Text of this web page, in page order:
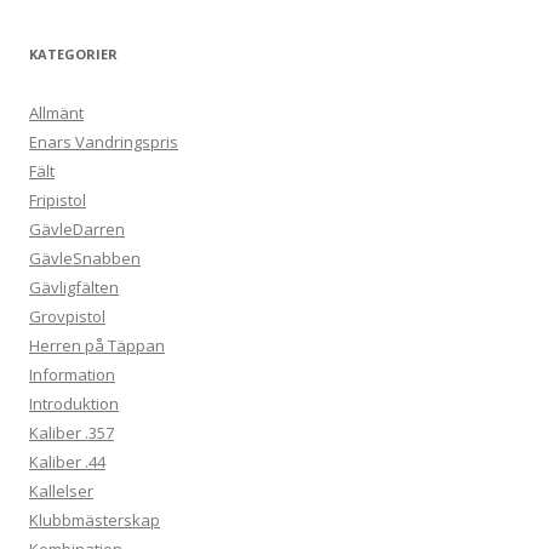
KATEGORIER
Allmänt
Enars Vandringspris
Fält
Fripistol
GävleDarren
GävleSnabben
Gävligfälten
Grovpistol
Herren på Täppan
Information
Introduktion
Kaliber .357
Kaliber .44
Kallelser
Klubbmästerskap